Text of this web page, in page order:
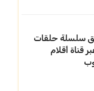
سلسلة حلقات
قناة أقلام